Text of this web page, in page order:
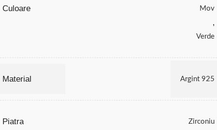
Culoare Mov
,
Verde
Material Argint 925
Piatra Zirconiu